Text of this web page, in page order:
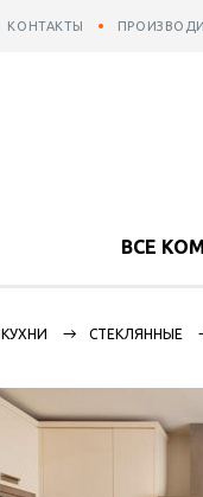
КОНТАКТЫ
ВСЕ
КУХНИ СТЕКЛЯННЫЕ